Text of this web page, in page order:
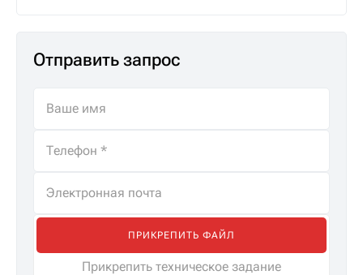
Отправить запрос
ПРИКРЕПИТЬ ФАЙЛ
Прикрепить техническое задание